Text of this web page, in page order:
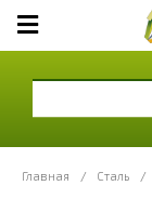
Главная / Сталь /